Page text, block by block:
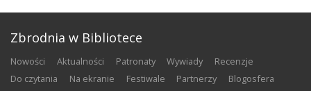
Zbrodnia w Bibliotece
nowości aktualności patronaty wywiady
recenzje
do czytania
na ekranie festiwale partnerzy
blogosfera